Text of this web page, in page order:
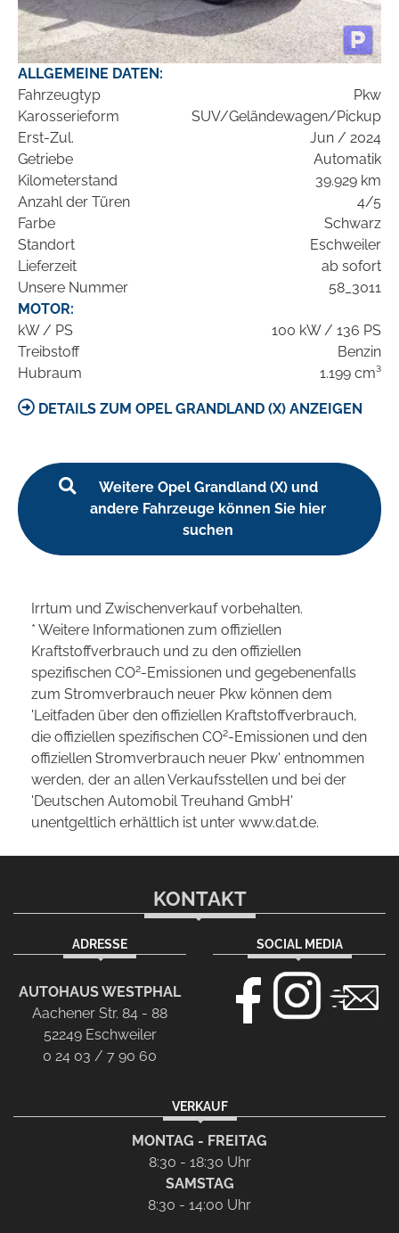
ALLGEMEINE DATEN:
Fahrzeugtyp
Pkw
Karosserieform
SUV/Geländewagen/Pickup
Erst-Zul.
Jun / 2024
Getriebe
Automatik
Kilometerstand
39.929 km
Anzahl der Türen
4/5
Farbe
Schwarz
Standort
Eschweiler
Lieferzeit
ab sofort
Unsere Nummer
58_3011
MOTOR:
kW / PS
100 kW / 136 PS
Treibstoff
Benzin
Hubraum
1.199 cm³
DETAILS ZUM OPEL GRANDLAND (X) ANZEIGEN
Weitere Opel Grandland (X) und
andere Fahrzeuge können Sie hier
suchen
Irrtum und Zwischenverkauf vorbehalten.
* Weitere Informationen zum offiziellen
Kraftstoffverbrauch und zu den offiziellen
spezifischen CO2-Emissionen und gegebenenfalls
zum Stromverbrauch neuer Pkw können dem
'Leitfaden über den offiziellen Kraftstoffverbrauch,
die offiziellen spezifischen CO2-Emissionen und den
offiziellen Stromverbrauch neuer Pkw' entnommen
werden, der an allen Verkaufsstellen und bei der
'Deutschen Automobil Treuhand GmbH'
unentgeltlich erhältlich ist unter www.dat.de.
KONTAKT
ADRESSE
AUTOHAUS WESTPHAL
Aachener Str. 84 - 88
52249 Eschweiler
0 24 03 / 7 90 60
SOCIAL MEDIA
VERKAUF
MONTAG - FREITAG
8:30 - 18:30 Uhr
SAMSTAG
8:30 - 14:00 Uhr